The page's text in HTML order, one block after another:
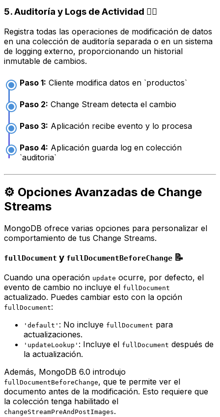
5. Auditoría y Logs de Actividad 🕵️‍♀️
Registra todas las operaciones de modificación de datos
en una colección de auditoría separada o en un sistema
de logging externo, proporcionando un historial
inmutable de cambios.
Paso 1: Cliente modifica datos en `productos`
Paso 2: Change Stream detecta el cambio
Paso 3: Aplicación recibe evento y lo procesa
Paso 4: Aplicación guarda log en colección
`auditoria`
⚙️ Opciones Avanzadas de Change
Streams
MongoDB ofrece varias opciones para personalizar el
comportamiento de tus Change Streams.
fullDocument y fullDocumentBeforeChange 📝
Cuando una operación update ocurre, por defecto, el
evento de cambio no incluye el fullDocument
actualizado. Puedes cambiar esto con la opción
fullDocument:
'default' : No incluye fullDocument para
actualizaciones.
'updateLookup' : Incluye el fullDocument después de
la actualización.
Además, MongoDB 6.0 introdujo
fullDocumentBeforeChange, que te permite ver el
documento antes de la modificación. Esto requiere que
la colección tenga habilitado el
changeStreamPreAndPostImages.